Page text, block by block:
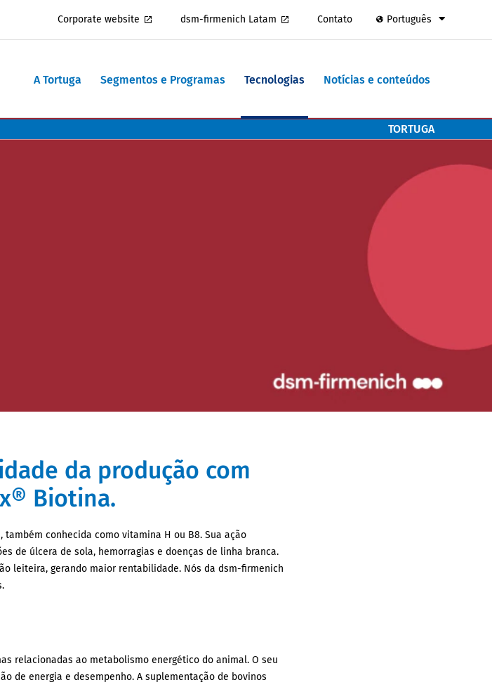
Corporate website dsm-firmenich Latam Contato Português
A Tortuga Segmentos e Programas Tecnologias Notícias e conteúdos
TORTUGA
da produção com
Biotina.
conhecida como vitamina H ou B8. Sua ação
de úlcera de sola, hemorragias e doenças de linha branca.
leiteira, gerando maior rentabilidade. Nós da dsm-firmenich
relacionadas ao metabolismo energético do animal. O seu
de energia e desempenho. A suplementação de bovinos